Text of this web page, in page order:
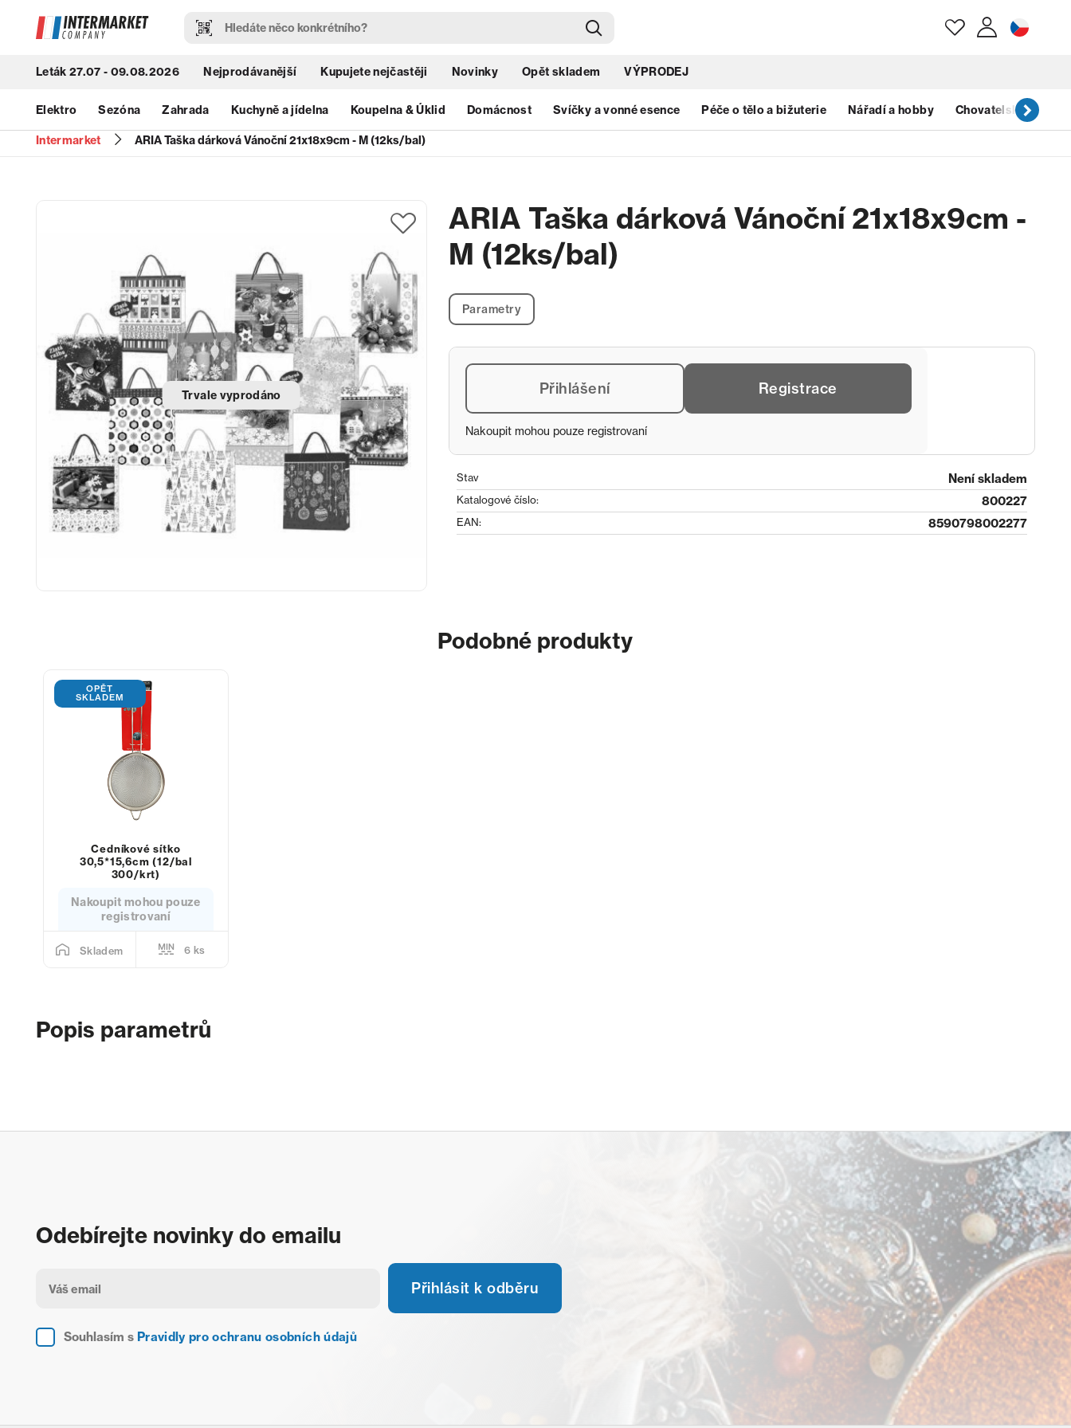
Leták 27.07 - 09.08.2026 Nejprodávanější Kupujete nejčastěji Novinky Opět skladem VÝPRODEJ
Elektro Sezóna Zahrada Kuchyně a jídelna Koupelna & Úklid Domácnost Svíčky a vonné esence Péče o tělo a bižuterie Nářadí a hobby Chovatelské
Intermarket ARIA Taška dárková Vánoční 21x18x9cm - M (12ks/bal)
ARIA Taška dárková Vánoční 21x18x9cm -
M (12ks/bal)
Parametry
Trvale vyprodáno Přihlášení Registrace
Nakoupit mohou pouze registrovaní
Stav Není skladem
Katalogové číslo: 800227
EAN: 8590798002277
Podobné produkty
OPĚT
SKLADEM
Cedníkové sítko
30,5*15,6cm (12/bal
300/krt)
Nakoupit mohou pouze
registrovaní
Skladem 6 ks
Popis parametrů
Odebírejte novinky do emailu
Souhlasím s Pravidly pro ochranu osobních údajů
Přihlásit k odběru